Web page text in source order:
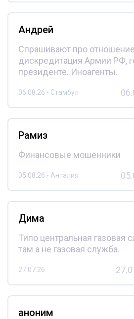
Андрей
Спрашивают про
дискредитация Армии РФ,
президенте. Иноагенты.
06.08.26 - Стамбул
Рамиз
Финансовые мошенники
05.08.26 - Анталия
Дима
Типо центральная газовая
там а не газовая служба.
27.07.26
аноним